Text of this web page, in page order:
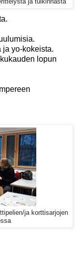
ja yo-kokeista.
lopun
ja korttisarjojen